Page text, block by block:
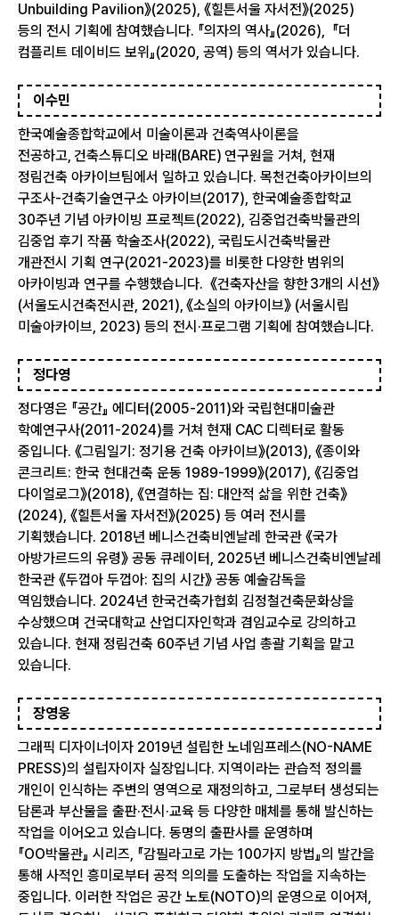
Unbuilding Pavilion》(2025), 《힐튼서울 자서전》(2025)
등의 전시 기획에 참여했습니다. 『의자의 역사』(2026), 『더
컴플리트 데이비드 보위』(2020, 공역) 등의 역서가 있습니다.
이수민
한국예술종합학교에서 미술이론과 건축역사이론을
전공하고, 건축스튜디오 바래(BARE) 연구원을 거쳐, 현재
정림건축 아카이브팀에서 일하고 있습니다. 목천건축아카이브의
구조사-건축기술연구소 아카이브(2017), 한국예술종합학교
30주년 기념 아카이빙 프로젝트(2022), 김중업건축박물관의
김중업 후기 작품 학술조사(2022), 국립도시건축박물관
개관전시 기획 연구(2021-2023)를 비롯한 다양한 범위의
아카이빙과 연구를 수행했습니다. 《건축자산을 향한 3개의 시선》
(서울도시건축전시관, 2021), 《소실의 아카이브》 (서울시립
미술아카이브, 2023) 등의 전시·프로그램 기획에 참여했습니다.
정다영
정다영은 『공간』 에디터(2005-2011)와 국립현대미술관
학예연구사(2011-2024)를 거쳐 현재 CAC 디렉터로 활동
중입니다. 《그림일기: 정기용 건축 아카이브》(2013), 《종이와
콘크리트: 한국 현대건축 운동 1989-1999》(2017), 《김중업
다이얼로그》(2018), 《연결하는 집: 대안적 삶을 위한 건축》
(2024), 《힐튼서울 자서전》(2025) 등 여러 전시를
기획했습니다. 2018년 베니스건축비엔날레 한국관 《국가
아방가르드의 유령》 공동 큐레이터, 2025년 베니스건축비엔날레
한국관 《두껍아 두껍아: 집의 시간》 공동 예술감독을
역임했습니다. 2024년 한국건축가협회 김정철건축문화상을
수상했으며 건국대학교 산업디자인학과 겸임교수로 강의하고
있습니다. 현재 정림건축 60주년 기념 사업 총괄 기획을 맡고
있습니다.
장영웅
그래픽 디자이너이자 2019년 설립한 노네임프레스(NO-NAME
PRESS)의 설립자이자 실장입니다. 지역이라는 관습적 정의를
개인이 인식하는 주변의 영역으로 재정의하고, 그로부터 생성되는
담론과 부산물을 출판·전시·교육 등 다양한 매체를 통해 발신하는
작업을 이어오고 있습니다. 동명의 출판사를 운영하며
『OO박물관』 시리즈, 『감필라고로 가는 100가지 방법』의 발간을
통해 사적인 흥미로부터 공적 의의를 도출하는 작업을 지속하는
중입니다. 이러한 작업은 공간 노토(NOTO)의 운영으로 이어져,